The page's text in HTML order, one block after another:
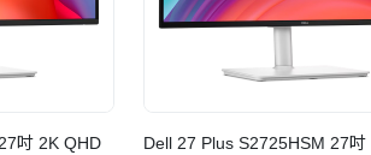
吋 2K QHD
Dell 27 Plus S2725HSM 27吋